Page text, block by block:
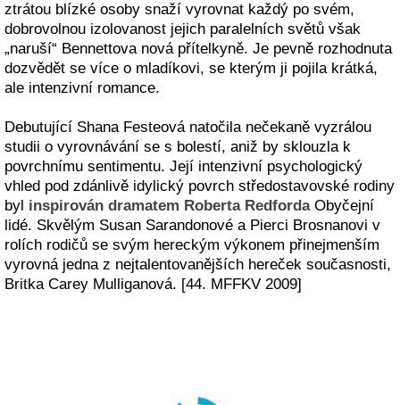
ztrátou blízké osoby snaží vyrovnat každý po svém,
dobrovolnou izolovanost jejich paralelních světů však
„naruší“ Bennettova nová přítelkyně. Je pevně rozhodnuta
dozvědět se více o mladíkovi, se kterým ji pojila krátká,
ale intenzivní romance.
Debutující Shana Festeová natočila nečekaně vyzrálou
studii o vyrovnávání se s bolestí, aniž by sklouzla k
povrchnímu sentimentu. Její intenzivní psychologický
vhled pod zdánlivě idylický povrch středostavovské rodiny
byl inspirován dramatem Roberta RedfordaObyčejní
lidé. Skvělým Susan Sarandonové a Pierci Brosnanovi v
rolích rodičů se svým hereckým výkonem přinejmenším
vyrovná jedna z nejtalentovanějších hereček současnosti,
Britka Carey Mulliganová. [44. MFFKV 2009]